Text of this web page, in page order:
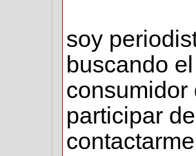
soy
buscando
consumidor
participar